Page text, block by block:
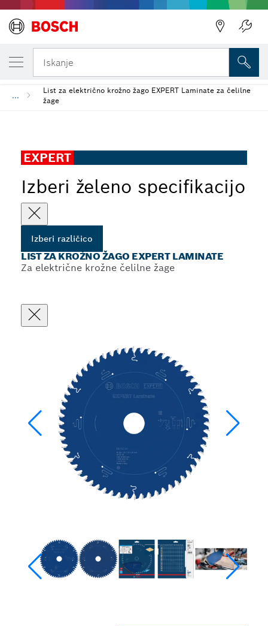
Iskanje
...
List za električno krožno žago EXPERT Laminate za čelilne
žage
EXPERT
Izberi želeno specifikacijo
Izberi različico
LIST ZA KROŽNO ŽAGO EXPERT LAMINATE
Za električne krožne čelilne žage
TRENUTNO IZBRANA RAZLIČICA
List za krožno žago EXPERT Laminate